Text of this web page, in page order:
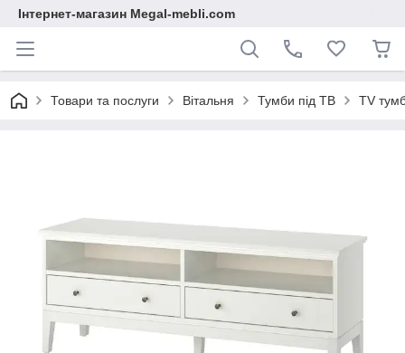
Інтернет-магазин Megal-mebli.com
Товари та послуги Вітальня Тумби під ТВ TV